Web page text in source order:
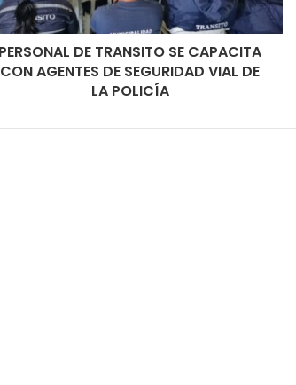
PERSONAL DE TRANSITO SE CAPACITA
CON AGENTES DE SEGURIDAD VIAL DE
LA POLICÍA